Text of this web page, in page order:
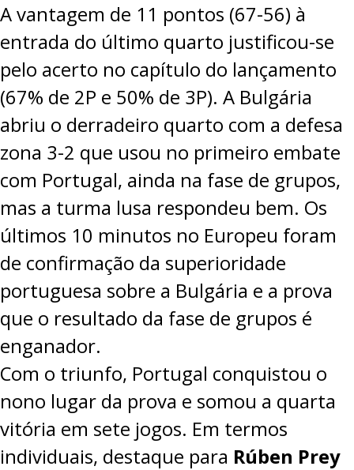
A vantagem de 11 pontos (67-56) à
entrada do último quarto justificou-se
pelo acerto no capítulo do lançamento
(67% de 2P e 50% de 3P). A Bulgária
abriu o derradeiro quarto com a defesa
zona 3-2 que usou no primeiro embate
com Portugal, ainda na fase de grupos,
mas a turma lusa respondeu bem. Os
últimos 10 minutos no Europeu foram
de confirmação da superioridade
portuguesa sobre a Bulgária e a prova
que o resultado da fase de grupos é
enganador.
Com o triunfo, Portugal conquistou o
nono lugar da prova e somou a quarta
vitória em sete jogos. Em termos
individuais, destaque para Rúben Prey